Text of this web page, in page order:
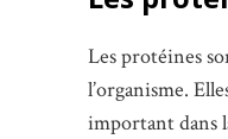
Les protéines
l’organisme.
important dans